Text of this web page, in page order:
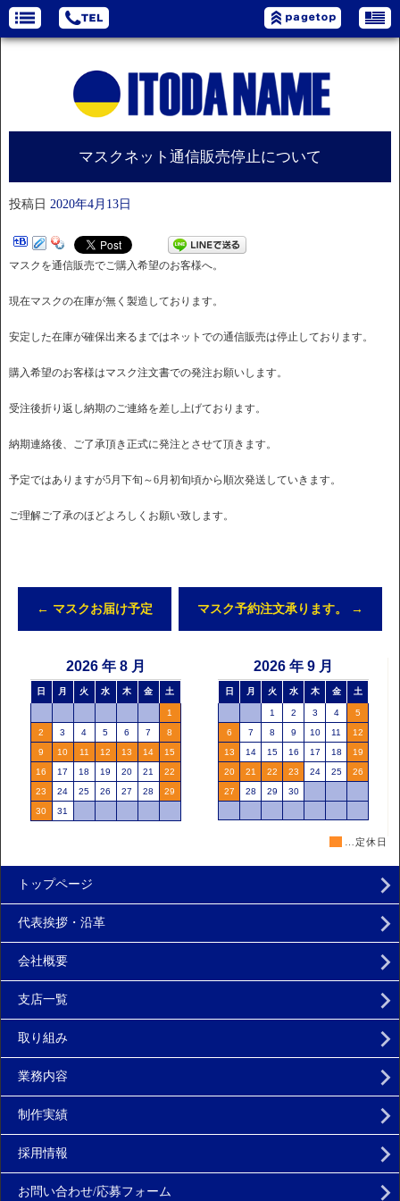
マスクネット通信販売停止について
投稿日 2020年4月13日
マスクを通信販売でご購入希望のお客様へ。
現在マスクの在庫が無く製造しております。
安定した在庫が確保出来るまではネットでの通信販売は停止しております。
購入希望のお客様はマスク注文書での発注お願いします。
受注後折り返し納期のご連絡を差し上げております。
納期連絡後、ご了承頂き正式に発注とさせて頂きます。
予定ではありますが5月下旬～6月初旬頃から順次発送していきます。
ご理解ご了承のほどよろしくお願い致します。
← マスクお届け予定 マスク予約注文承ります。 →
…定休日
トップページ
代表挨拶・沿革
会社概要
支店一覧
取り組み
業務内容
制作実績
採用情報
お問い合わせ/応募フォーム